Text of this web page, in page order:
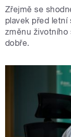
Zřejmě se
plavek před letní
změnu
dobře.